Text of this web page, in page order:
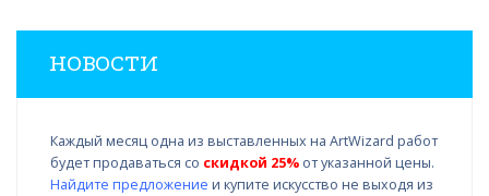
НОВОСТИ
Каждый месяц одна из выставленных на ArtWizard работ
будет продаваться со скидкой 25% от указанной цены.
Найдите предложение и купите искусство не выходя из